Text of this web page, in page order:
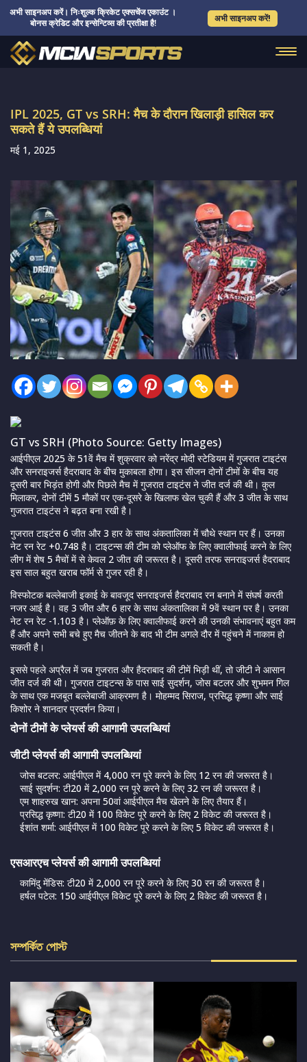
अभी साइनअप करें। निःशुल्क क्रिकेट एक्सचेंज एकाउंट ।
बोनस क्रेडिट और इन्सेन्टिव्स की प्रतीक्षा है!
अभी साइनअप करें!
IPL 2025, GT vs SRH: मैच के दौरान खिलाड़ी हासिल कर
सकते हैं ये उपलब्धियां
मई 1, 2025
GT vs SRH (Photo Source: Getty Images)
आईपीएल 2025 के 51वें मैच में शुक्रवार को नरेंद्र मोदी स्टेडियम में गुजरात टाइटंस
और सनराइजर्स हैदराबाद के बीच मुकाबला होगा। इस सीजन दोनों टीमों के बीच यह
दूसरी बार भिड़ंत होगी और पिछले मैच में गुजरात टाइटंस ने जीत दर्ज की थी। कुल
मिलाकर, दोनों टीमें 5 मौकों पर एक-दूसरे के खिलाफ खेल चुकी हैं और 3 जीत के साथ
गुजरात टाइटंस ने बढ़त बना रखी है।
गुजरात टाइटंस 6 जीत और 3 हार के साथ अंकतालिका में चौथे स्थान पर हैं। उनका
नेट रन रेट +0.748 है। टाइटन्स की टीम को प्लेऑफ के लिए क्वालीफाई करने के लिए
लीग में शेष 5 मैचों में से केवल 2 जीत की जरूरत है। दूसरी तरफ सनराइजर्स हैदराबाद
इस साल बहुत खराब फॉर्म से गुजर रही है।
विस्फोटक बल्लेबाजी इकाई के बावजूद सनराइजर्स हैदराबाद रन बनाने में संघर्ष करती
नजर आई है। वह 3 जीत और 6 हार के साथ अंकतालिका में 9वें स्थान पर है। उनका
नेट रन रेट -1.103 है। प्लेऑफ़ के लिए क्वालीफाई करने की उनकी संभावनाएं बहुत कम
हैं और अपने सभी बचे हुए मैच जीतने के बाद भी टीम अगले दौर में पहुंचने में नाकाम हो
सकती है।
इससे पहले अप्रैल में जब गुजरात और हैदराबाद की टीमें भिड़ी थीं, तो जीटी ने आसान
जीत दर्ज की थी। गुजरात टाइटन्स के पास साई सुदर्शन, जोस बटलर और शुभमन गिल
के साथ एक मजबूत बल्लेबाजी आक्रमण है। मोहम्मद सिराज, प्रसिद्ध कृष्णा और साई
किशोर ने शानदार प्रदर्शन किया।
दोनों टीमों के प्लेयर्स की आगामी उपलब्धियां
जीटी प्लेयर्स की आगामी उपलब्धियां
जोस बटलर: आईपीएल में 4,000 रन पूरे करने के लिए 12 रन की जरूरत है।
साई सुदर्शन: टी20 में 2,000 रन पूरे करने के लिए 32 रन की जरूरत है।
एम शाहरुख खान: अपना 50वां आईपीएल मैच खेलने के लिए तैयार हैं।
प्रसिद्ध कृष्णा: टी20 में 100 विकेट पूरे करने के लिए 2 विकेट की जरूरत है।
ईशांत शर्मा: आईपीएल में 100 विकेट पूरे करने के लिए 5 विकेट की जरूरत है।
एसआरएच प्लेयर्स की आगामी उपलब्धियां
कामिंदु मेंडिस: टी20 में 2,000 रन पूरे करने के लिए 30 रन की जरूरत है।
हर्षल पटेल: 150 आईपीएल विकेट पूरे करने के लिए 2 विकेट की जरूरत है।
সম্পর্কিত পোস্ট